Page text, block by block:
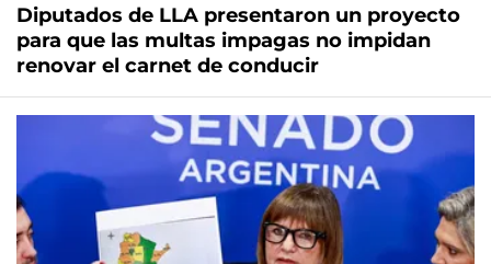
Diputados de LLA presentaron un proyecto
para que las multas impagas no impidan
renovar el carnet de conducir